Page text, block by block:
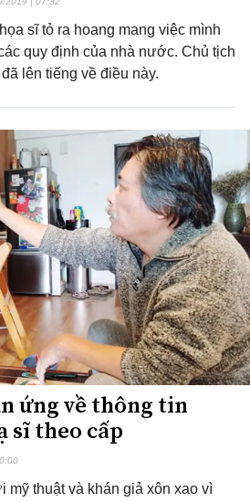
sĩ tỏ ra hoang mang việc mình
quy định của nhà nước. Chủ tịch
lên tiếng về điều này.
ứng về thông tin
sĩ theo cấp
mỹ thuật và khán giả xôn xao vì